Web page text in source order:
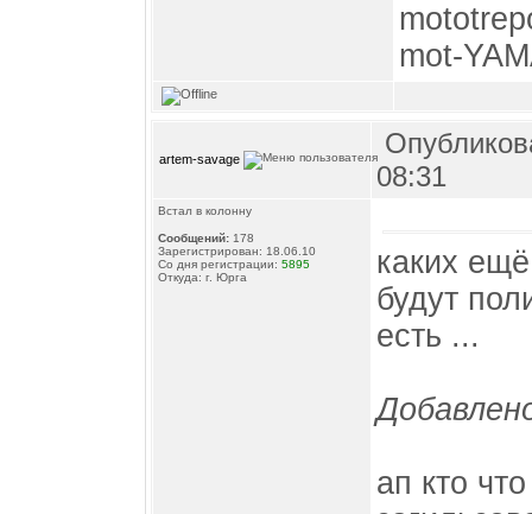
mot-
artem-savage
08:31
Встал в колонну
Сообщений: 178
Зарегистрирован: 18.06.10
Со дня регистрации: 5895
Откуда: г. Юрга
каких
будут
есть ...
ап кто